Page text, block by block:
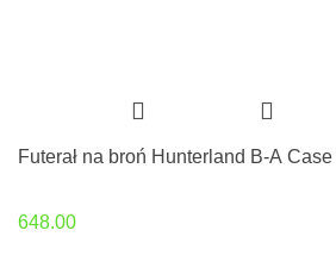
Futerał na broń Hunterland B-A
648.00